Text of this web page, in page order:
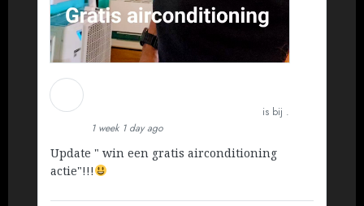
is bij .
1 week 1 day ago
Update " win een gratis airconditioning
actie"!!!